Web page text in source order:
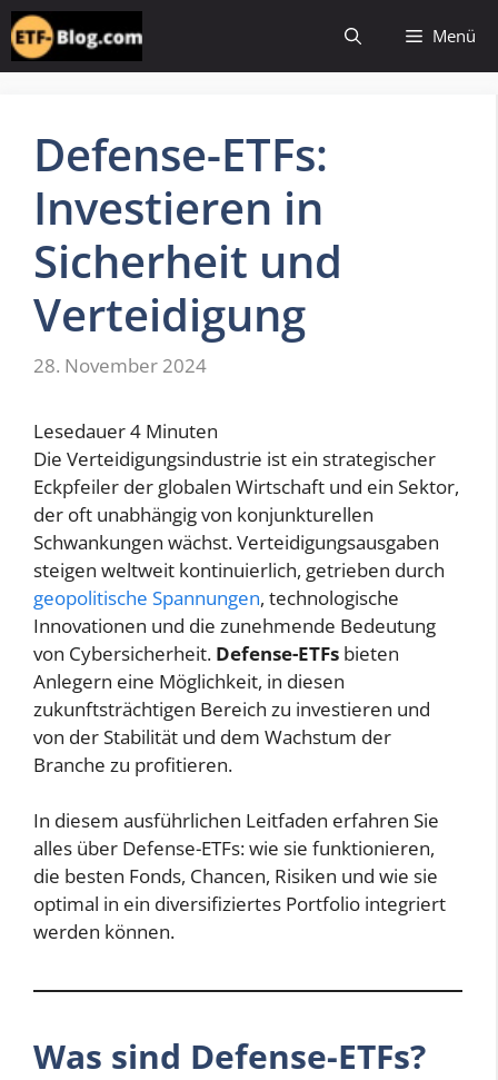
Zum
Inhalt
springen
Menü
Defense-ETFs:
Investieren in
Sicherheit und
Verteidigung
28. November 2024
Lesedauer4 Minuten
Die Verteidigungsindustrie ist ein strategischer
Eckpfeiler der globalen Wirtschaft und ein Sektor,
der oft unabhängig von konjunkturellen
Schwankungen wächst. Verteidigungsausgaben
steigen weltweit kontinuierlich, getrieben durch
geopolitische Spannungen, technologische
Innovationen und die zunehmende Bedeutung
von Cybersicherheit. Defense-ETFs bieten
Anlegern eine Möglichkeit, in diesen
zukunftsträchtigen Bereich zu investieren und
von der Stabilität und dem Wachstum der
Branche zu profitieren.
In diesem ausführlichen Leitfaden erfahren Sie
alles über Defense-ETFs: wie sie funktionieren,
die besten Fonds, Chancen, Risiken und wie sie
optimal in ein diversifiziertes Portfolio integriert
werden können.
Was sind Defense-ETFs?